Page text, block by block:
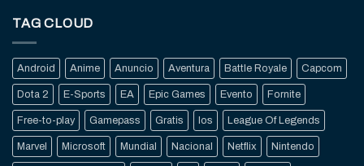
TAG CLOUD
Android Anime Anuncio Aventura Battle Royale Capcom
Dota 2 E-Sports EA Epic Games Evento Fornite
Free-to-play Gamepass Gratis Ios League Of Legends
Marvel Microsoft Mundial Nacional Netflix Nintendo